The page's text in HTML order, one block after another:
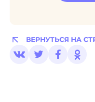
ВЕРНУТЬСЯ НА